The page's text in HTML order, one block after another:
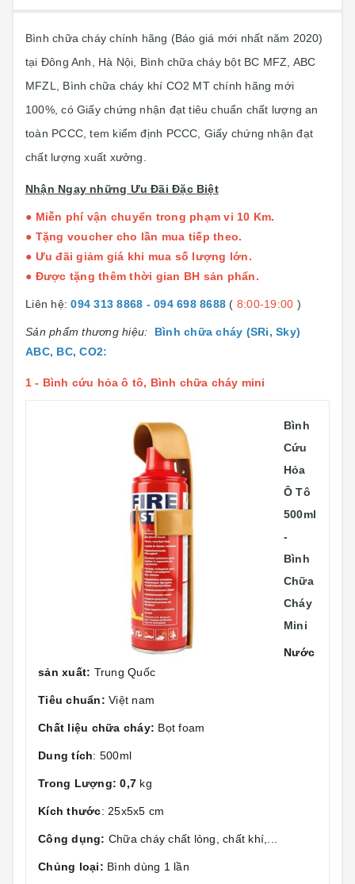
Bình chữa cháy chính hãng (Báo giá mới nhất năm 2020)
tại Đông Anh, Hà Nội, Bình chữa cháy bột BC MFZ, ABC
MFZL, Bình chữa cháy khí CO2 MT chính hãng mới
100%, có Giấy chứng nhận đạt tiêu chuẩn chất lượng an
toàn PCCC, tem kiểm định PCCC, Giấy chứng nhận đạt
chất lượng xuất xưởng.
Nhận Ngay những Ưu Đãi Đặc Biệt
● Miễn phí vận chuyển trong phạm vi 10 Km.
● Tặng voucher cho lần mua tiếp theo.
● Ưu đãi giảm giá khi mua số lượng lớn.
● Được tặng thêm thời gian BH sản phẩn.
Liên hệ:094 313 8868 - 094 698 8688 ( 8:00-19:00 )
Sản phẩm thương hiệu:
Bình chữa cháy (SRi, Sky)
ABC, BC, CO2:
1 - Bình cứu hỏa ô tô, Bình chữa cháy mini
Bình
Cứu
Hỏa
Ô Tô
500ml
-
Bình
Chữa
Cháy
Mini
Nước
sản xuất: Trung Quốc
Tiêu chuẩn: Việt nam
Chất liệu chữa cháy: Bọt foam
Dung tích: 500ml
Trong Lượng: 0,7 kg
Kích thước: 25x5x5 cm
Công dụng: Chữa cháy chất lỏng, chất khí,...
Chủng loại: Bình dùng 1 lần